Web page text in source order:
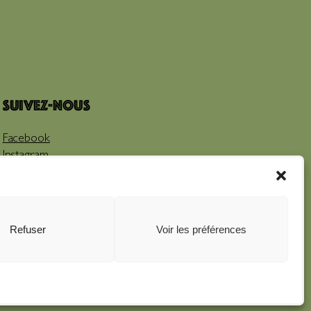
Refuser Voir les préférences
Suivez-nous
Facebook
Instagram